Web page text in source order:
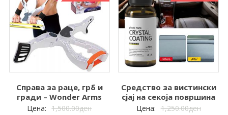
Справа за раце, грб и
гради – Wonder Arms
Цена: 1,500.00ден
Средство за вистински
сјај на секоја површина
Цена: 1,250.00ден